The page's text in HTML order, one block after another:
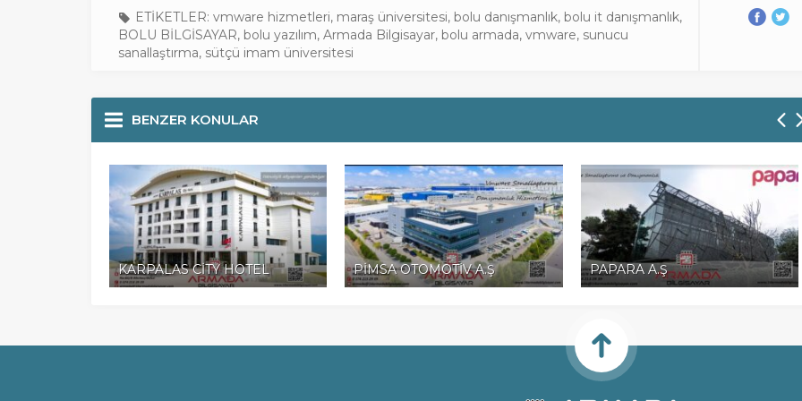
ETİKETLER: vmware hizmetleri, maraş üniversitesi, bolu danışmanlık, bolu it danışmanlık,
BOLU BİLGİSAYAR, bolu yazılım, Armada Bilgisayar, bolu armada, vmware, sunucu
sanallaştırma, sütçü imam üniversitesi
BENZER KONULAR
KARPALAS CİTY HOTEL PİMSA OTOMOTİV A.Ş PAPARA A.Ş